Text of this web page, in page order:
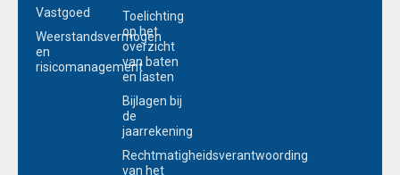
Vastgoed
Weerstandsvermogen
en
risicomanagement
Toelichting
op het
overzicht
van baten
en lasten
Bijlagen bij
de
jaarrekening
Rechtmatigheidsverantwoording
van het